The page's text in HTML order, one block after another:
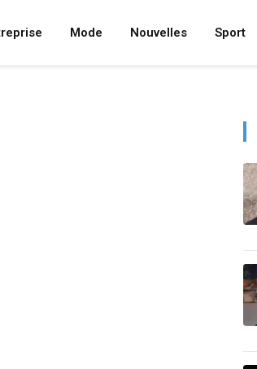
Mode Nouvelles Sport